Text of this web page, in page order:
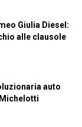
Giulia Diesel:
alle clausole
auto